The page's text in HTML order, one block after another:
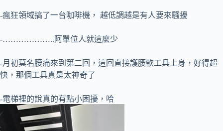
-瘋狂領域搞了一台咖啡機， 越低調越是有人要來騷擾
-………………..阿單位人就這麼少
-月初莫名腰痛來到第二回，這回直接護腰軟工具上身，好得超
快，那個工具真是太神奇了
-電梯裡的說真的有點小困擾，哈